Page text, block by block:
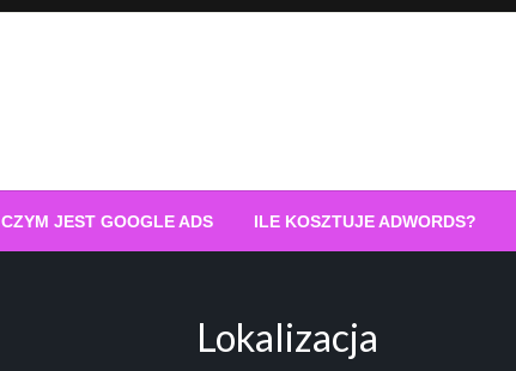
CZYM JEST GOOGLE ADS ILE KOSZTUJE ADWORDS?
Lokalizacja